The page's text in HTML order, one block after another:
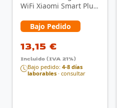
WiFi Xiaomi Smart Plug
Bajo Pedido
13,15 €
Incluido (IVA 21%)
Bajo pedido: 4-8 días
laborables · consultar